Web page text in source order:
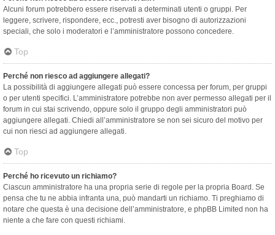
Alcuni forum potrebbero essere riservati a determinati utenti o gruppi. Per
leggere, scrivere, rispondere, ecc., potresti aver bisogno di autorizzazioni
speciali, che solo i moderatori e l’amministratore possono concedere.
Top
Perché non riesco ad aggiungere allegati?
La possibilità di aggiungere allegati può essere concessa per forum, per gruppi
o per utenti specifici. L’amministratore potrebbe non aver permesso allegati per il
forum in cui stai scrivendo, oppure solo il gruppo degli amministratori può
aggiungere allegati. Chiedi all’amministratore se non sei sicuro del motivo per
cui non riesci ad aggiungere allegati.
Top
Perché ho ricevuto un richiamo?
Ciascun amministratore ha una propria serie di regole per la propria Board. Se
pensa che tu ne abbia infranta una, può mandarti un richiamo. Ti preghiamo di
notare che questa è una decisione dell’amministratore, e phpBB Limited non ha
niente a che fare con questi richiami.